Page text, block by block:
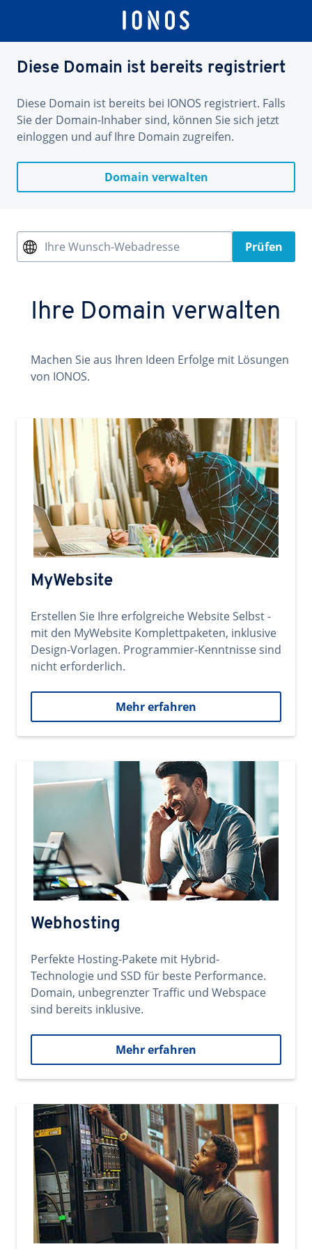
Diese Domain ist bereits registriert
Diese Domain ist bereits bei IONOS registriert. Falls
Sie der Domain-Inhaber sind, können Sie sich jetzt
einloggen und auf Ihre Domain zugreifen.
Domain verwalten
Ihre Wunsch-Webadresse Prüfen
Ihre Domain verwalten
Machen Sie aus Ihren Ideen Erfolge mit Lösungen
von IONOS.
MyWebsite
Erstellen Sie Ihre erfolgreiche Website Selbst -
mit den MyWebsite Komplettpaketen, inklusive
Design-Vorlagen. Programmier-Kenntnisse sind
nicht erforderlich.
Mehr erfahren
Webhosting
Perfekte Hosting-Pakete mit Hybrid-
Technologie und SSD für beste Performance.
Domain, unbegrenzter Traffic und Webspace
sind bereits inklusive.
Mehr erfahren